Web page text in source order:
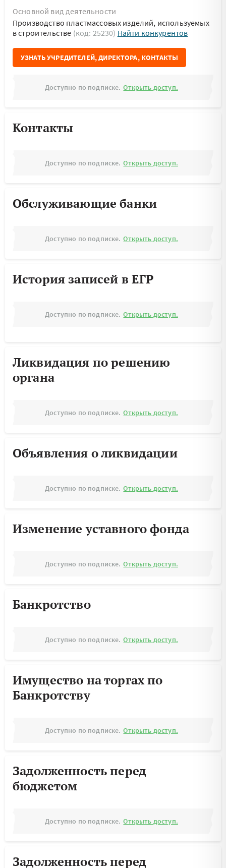
Основной вид деятельности
Производство пластмассовых изделий, используемых
в строительстве (код: 25230) Найти конкурентов
УЗНАТЬ УЧРЕДИТЕЛЕЙ, ДИРЕКТОРА, КОНТАКТЫ
Доступно по подписке. Открыть доступ.
Контакты
Доступно по подписке. Открыть доступ.
Обслуживающие банки
Доступно по подписке. Открыть доступ.
История записей в ЕГР
Доступно по подписке. Открыть доступ.
Ликвидация по решению
органа
Доступно по подписке. Открыть доступ.
Объявления о ликвидации
Доступно по подписке. Открыть доступ.
Изменение уставного фонда
Доступно по подписке. Открыть доступ.
Банкротство
Доступно по подписке. Открыть доступ.
Имущество на торгах по
Банкротству
Доступно по подписке. Открыть доступ.
Задолженность перед
бюджетом
Доступно по подписке. Открыть доступ.
Задолженность перед